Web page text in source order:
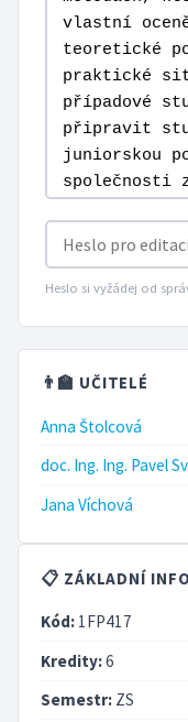
Heslo si vyžádej od
👨‍🏫 UČITELÉ
Anna Štolcová
doc. Ing. Ing. Pavel
Jana Víchová
📋 ZÁKLADNÍ INFO
Kód: 1FP417
Kredity:6
Semestr: ZS